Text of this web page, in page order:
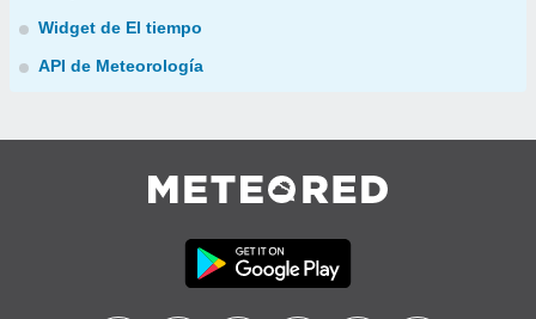
Widget de El tiempo
API de Meteorología